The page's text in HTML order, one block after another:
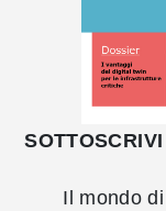
Il mondo